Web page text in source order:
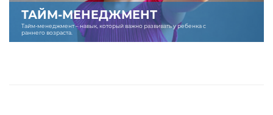
ТАЙМ-МЕНЕДЖМЕНТ
Тайм-менеджмент – навык, который важно развивать у ребенка с
раннего возраста.